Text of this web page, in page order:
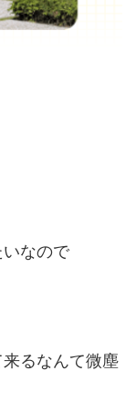
なので
るなんて微塵